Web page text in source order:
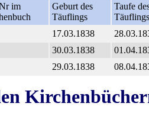
im
Geburt des
Täuflings
Taufe
Täuflings
17.03.1838
30.03.1838
29.03.1838